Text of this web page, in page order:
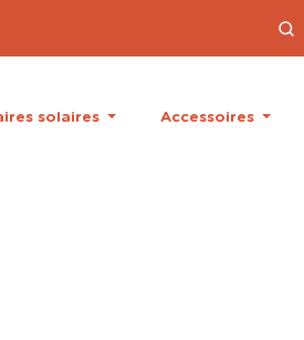
solaires Accessoires